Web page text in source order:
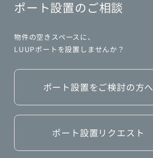
ポート設置のご相談
物件の空きスペースに、
LUUPポートを設置しませんか？
ポート設置をご検討の方へ
ポート設置リクエスト